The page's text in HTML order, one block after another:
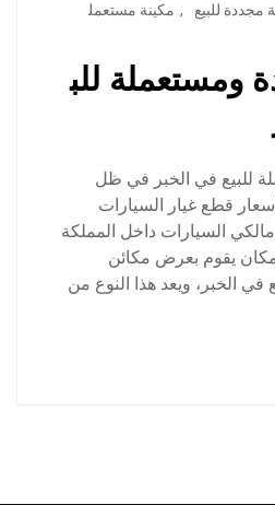
مجددة للبيع , مكينة مستعمل
ومستعملة للب
للبيع في الخبر في ظل
قطع غيار السيارات
مالكي السيارات داخل المملكة
يقوم بعرض مكائن
الخبر، ويعد هذا النوع من